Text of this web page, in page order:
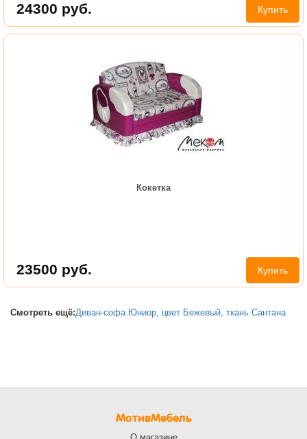
24300 руб. Купить
Кокетка
23500 руб. Купить
Смотреть ещё:Диван-софа Юниор, цвет Бежевый, ткань Сантана
МотивМебель